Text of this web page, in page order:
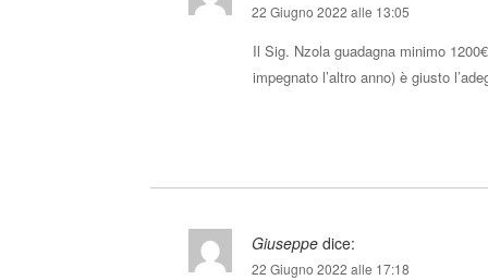
22 Giugno 2022 alle 13:05
Il Sig. Nzola guadagna minimo
impegnato l’altro anno) è giusto
Giuseppe dice:
22 Giugno 2022 alle 17:18